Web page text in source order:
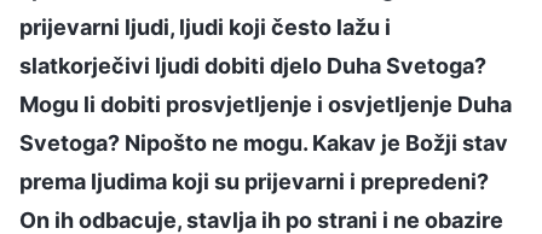
prijevarni ljudi, ljudi koji često lažu i
slatkorječivi ljudi dobiti djelo Duha Svetoga?
Mogu li dobiti prosvjetljenje i osvjetljenje Duha
Svetoga? Nipošto ne mogu. Kakav je Božji stav
prema ljudima koji su prijevarni i prepredeni?
On ih odbacuje, stavlja ih po strani i ne obazire